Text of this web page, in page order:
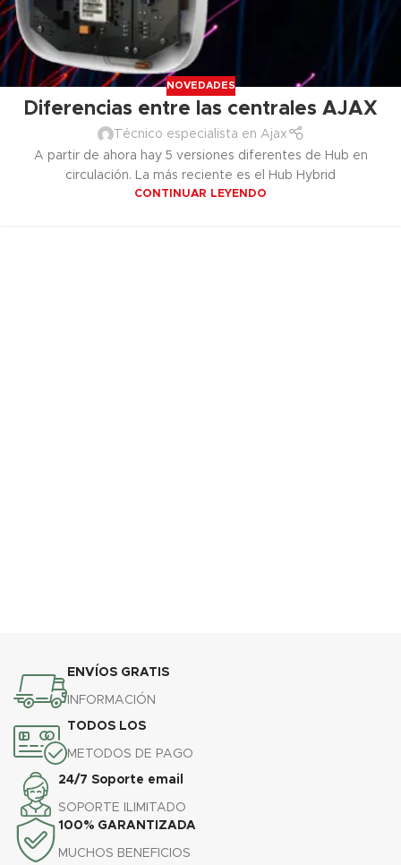
NOVEDADES
Diferencias entre las centrales AJAX
Técnico especialista en Ajax
A partir de ahora hay 5 versiones diferentes de Hub en
circulación. La más reciente es el Hub Hybrid
CONTINUAR LEYENDO
ENVÍOS GRATIS
INFORMACIÓN
TODOS LOS
METODOS DE PAGO
24/7 Soporte email
SOPORTE ILIMITADO
100% GARANTIZADA
MUCHOS BENEFICIOS